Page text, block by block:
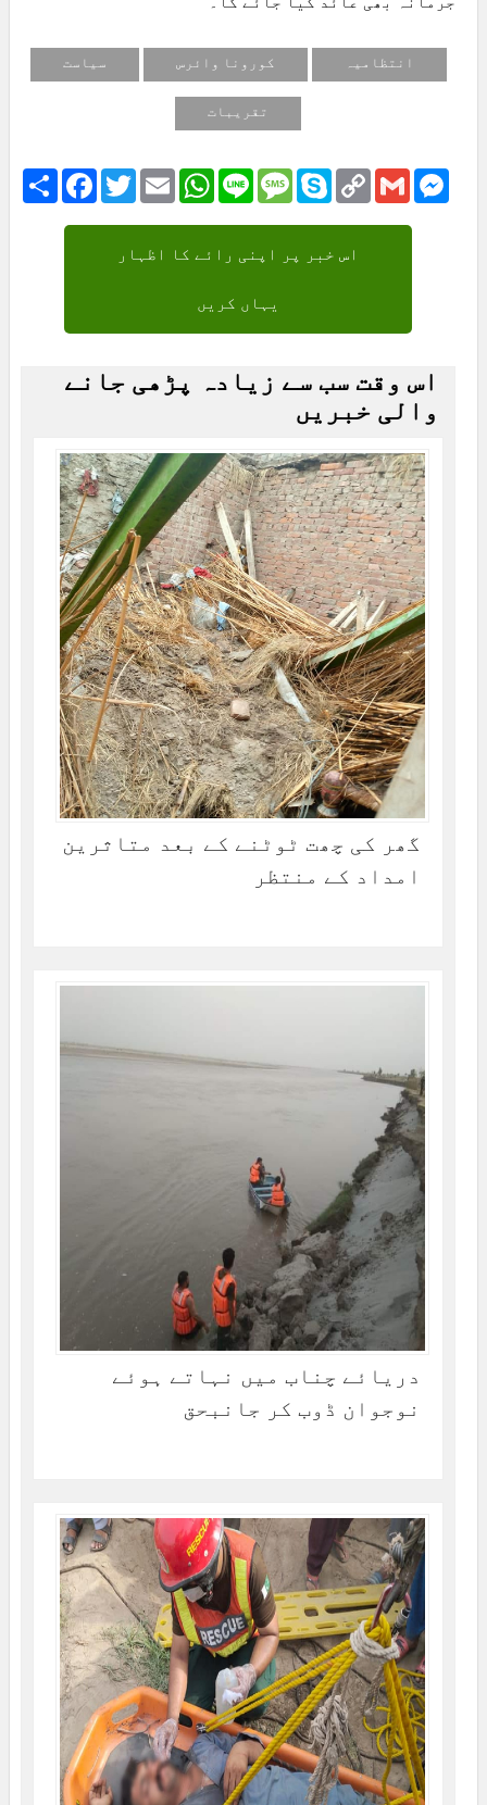
انتظامیہ کورونا وائرس سیاست
تقریبات
ShareFacebook
TwitterEmailWhatsApp
Line Message
SkypeCopy
Link
Gmail
اس خبر پر اپنی رائے کا اظہار
یہاں کریں
اس وقت سب سے زیادہ پڑھی جانے
والی خبریں
گھر کی چھت ٹوٹنے کے بعد متاثرین
امداد کے منتظر
دریائے چناب میں نہاتے ہوئے
نوجوان ڈوب کر جانبحق